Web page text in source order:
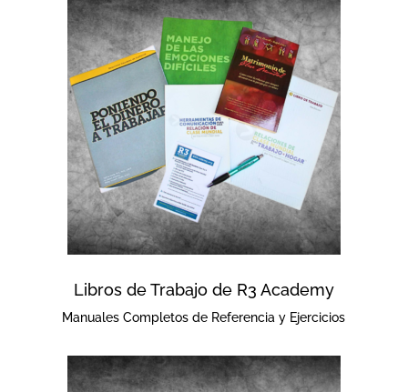
Libros de Trabajo de R3 Academy
Manuales Completos de Referencia y Ejercicios